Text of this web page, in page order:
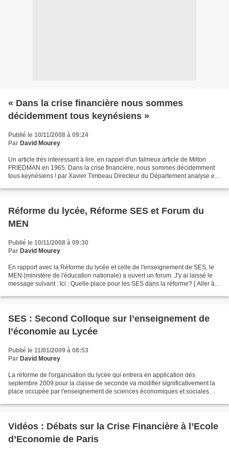
« Dans la crise financière nous sommes
décidemment tous keynésiens »
Publié le 10/11/2008 à 09:24
Par David Mourey
Un article trés interessant à lire, en rappel d'un falmeux article de Milton
FRIEDMAN en 1965. Dans la crise financière, nous sommes décidemment
tous keynésiens ! par Xavier Timbeau Directeur du Département analyse et
Réforme du lycée, Réforme SES et Forum du
MEN
Publié le 10/11/2008 à 09:30
Par David Mourey
En rapport avec la Réforme du lycée et celle de l'enseignement de SES, le
MEN (ministère de l'éducation nationale) a ouvert un forum. J'y ai laissé le
message suivant : Ici : Quelle place pour les SES dans la réforme? [ Aller à
SES : Second Colloque sur l’enseignement de
l’économie au Lycée
Publié le 11/01/2009 à 08:53
Par David Mourey
La réforme de l'organisation du lycée qui entrera en application dés
septembre 2009 pour la classe de seconde va modifier significativement la
place occupée par l'enseignement de sciences économiques et sociales
Vidéos : Débats sur la Crise Financière à l’Ecole
d’Economie de Paris